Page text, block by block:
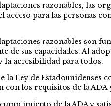
razonables, las
acceso para las personas
razonables son
de sus capacidades. Al
la accesibilidad para todos.
la Ley de Estadounidenses
con los requisitos de la
de la ADA y